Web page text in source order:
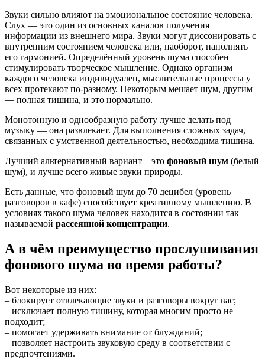
Звуки сильно влияют на эмоциональное состояние человека.
Слух — это один из основных каналов получения
информации из внешнего мира. Звуки могут диссонировать с
внутренним состоянием человека или, наоборот, наполнять
его гармонией. Определённый уровень шума способен
стимулировать творческое мышление. Однако организм
каждого человека индивидуален, мыслительные процессы у
всех протекают по-разному. Некоторым мешает шум, другим
— полная тишина, и это нормально.
Монотонную и однообразную работу лучше делать под
музыку — она развлекает. Для выполнения сложных задач,
связанных с умственной деятельностью, необходима тишина.
Лучший альтернативный вариант – это фоновый шум (белый
шум), и лучше всего живые звуки природы.
Есть данные, что фоновый шум до 70 децибел (уровень
разговоров в кафе) способствует креативному мышлению. В
условиях такого шума человек находится в состоянии так
называемой рассеянной концентрации.
А в чём преимущество прослушивания
фонового шума во время работы?
Вот некоторые из них:
– блокирует отвлекающие звуки и разговоры вокруг вас;
– исключает полную тишину, которая многим просто не
подходит;
– помогает удерживать внимание от блужданий;
– позволяет настроить звуковую среду в соответствии с
предпочтениями.